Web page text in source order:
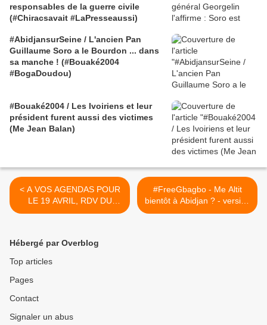
responsables de la guerre civile
(#Chiracsavait #LaPresseaussi)
#AbidjansurSeine / L'ancien Pan
Guillaume Soro a le Bourdon ... dans
sa manche ! (#Bouaké2004
#BogaDoudou)
#Bouaké2004 / Les Ivoiriens et leur
président furent aussi des victimes
(Me Jean Balan)
< A VOS AGENDAS POUR
LE 19 AVRIL, RDV DU
CARNAVAL DO BARRIO
#FreeGbagbo - Me Altit
bientôt à Abidjan ? - version
courte vidéo >
Hébergé par Overblog
Top articles
Pages
Contact
Signaler un abus